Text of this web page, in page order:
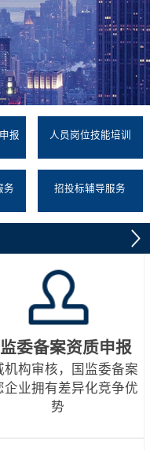
报 人员岗位技能培训
务 招投标辅导服务
委备案资质申报
机构审核，国监委备案
企业拥有差异化竞争优
势